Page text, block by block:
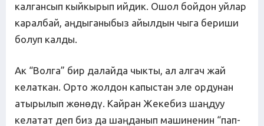
калгансып кыйкырып ийдик. Ошол бойдон уйлар
каралбай, аңдыганыбыз айылдын чыга бериши
болуп калды.
Ак “Волга” бир далайда чыкты, ал алгач жай
келаткан. Орто жолдон капыстан эле ордунан
атырылып жөнөдү. Кайран Жекебиз шаңдуу
келатат деп биз да шаңданып машиненин “пап-